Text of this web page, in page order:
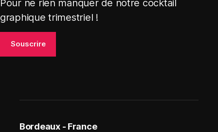
Pour ne rien manquer de notre cocktail
graphique trimestriel !
Bordeaux - France